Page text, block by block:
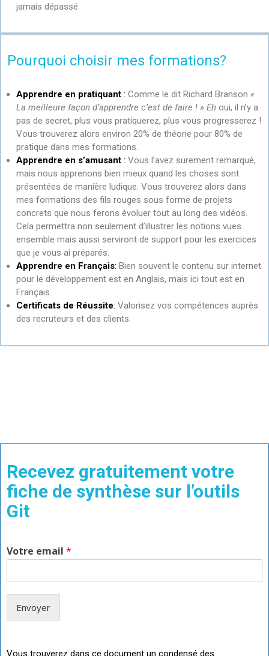
jamais dépassé.
Pourquoi choisir mes formations?
Apprendre en pratiquant : Comme le dit Richard Branson «
La meilleure façon d’apprendre c’est de faire ! » Eh oui, il n’y a
pas de secret, plus vous pratiquerez, plus vous progresserez !
Vous trouverez alors environ 20% de théorie pour 80% de
pratique dans mes formations.
Apprendre en s’amusant : Vous l’avez surement remarqué,
mais nous apprenons bien mieux quand les choses sont
présentées de manière ludique. Vous trouverez alors dans
mes formations des fils rouges sous forme de projets
concrets que nous ferons évoluer tout au long des vidéos.
Cela permettra non seulement d’illustrer les notions vues
ensemble mais aussi serviront de support pour les exercices
que je vous ai préparés.
Apprendre en Français: Bien souvent le contenu sur internet
pour le développement est en Anglais, mais ici tout est en
Français.
Certificats de Réussite: Valorisez vos compétences auprès
des recruteurs et des clients.
Recevez gratuitement votre
fiche de synthèse sur l’outils
Git
Votre email *
Envoyer
Vous trouverez dans ce document un condensé des